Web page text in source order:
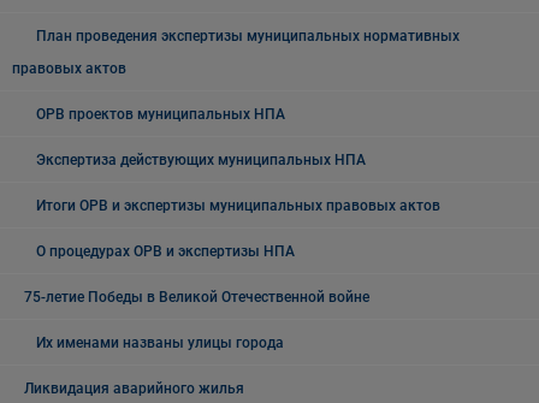
План проведения экспертизы муниципальных нормативных
правовых актов
ОРВ проектов муниципальных НПА
Экспертиза действующих муниципальных НПА
Итоги ОРВ и экспертизы муниципальных правовых актов
О процедурах ОРВ и экспертизы НПА
75-летие Победы в Великой Отечественной войне
Их именами названы улицы города
Ликвидация аварийного жилья